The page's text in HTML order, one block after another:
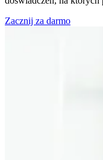
Zacznij za darmo